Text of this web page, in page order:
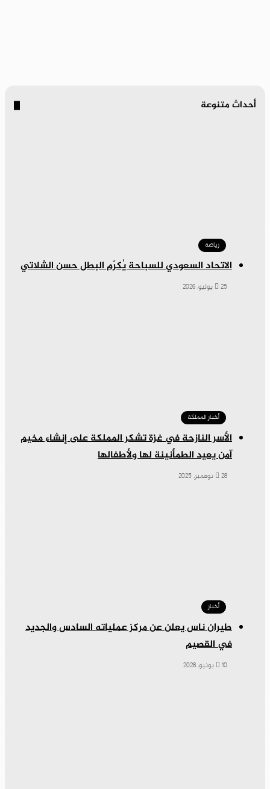
أحداث متنوعة
رياضة
الاتحاد السعودي للسباحة يُكرّم البطل حسن الشلاتي
25 يوليو، 2026
أخبار المملكة
الأسر النازحة في غزة تشكر المملكة على إنشاء مخيم
آمن يعيد الطمأنينة لها ولأطفالها
28 نوفمبر، 2025
أخبار
طيران ناس يعلن عن مركز عملياته السادس والجديد
في القصيم
10 يونيو، 2026